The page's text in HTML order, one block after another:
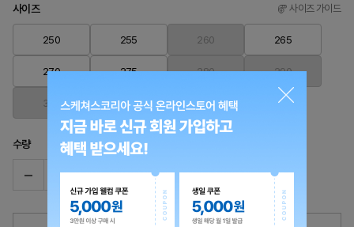
사이즈 사이즈 가이드
250 255 260 265
270 275 280 290
300
수량